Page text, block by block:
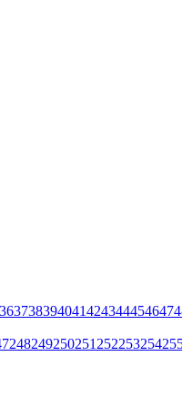
363738394041424344454647
248249250251 252253254